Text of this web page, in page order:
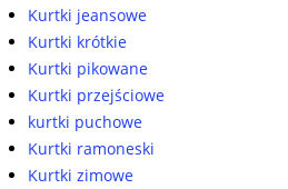
Kurtki jeansowe
Kurtki krótkie
Kurtki pikowane
Kurtki przejściowe
kurtki puchowe
Kurtki ramoneski
Kurtki zimowe